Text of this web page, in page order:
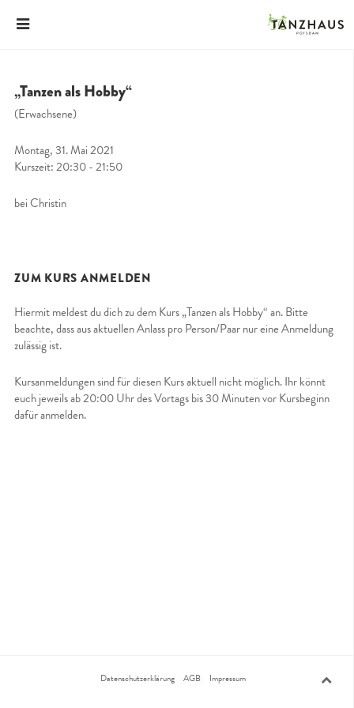
„Tanzen als Hobby“
(Erwachsene)
Montag, 31. Mai 2021
Kurszeit: 20:30 - 21:50
bei Christin
ZUM KURS ANMELDEN
Hiermit meldest du dich zu dem Kurs „Tanzen als Hobby“ an. Bitte
beachte, dass aus aktuellen Anlass pro Person/Paar nur eine Anmeldung
zulässig ist.
Kursanmeldungen sind für diesen Kurs aktuell nicht möglich. Ihr könnt
euch jeweils ab 20:00 Uhr des Vortags bis 30 Minuten vor Kursbeginn
dafür anmelden.
Datenschutzerklärung AGB Impressum